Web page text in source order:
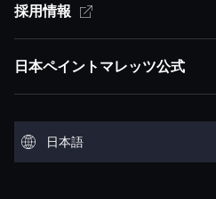
競争優位性
トップメッセージ
サステナビリティ方針ト
ESGステートメント
マテリアリティ
イノベーション
環境
環境トップ
経営方針
経営方針トップ
IRライブラリ
IRライブラリトップ
決算短信
企業情報トップ
会社概要
会社概要トップ
沿革
グループ概要
採用情報
日本ペイントマレッツ公式
日本語